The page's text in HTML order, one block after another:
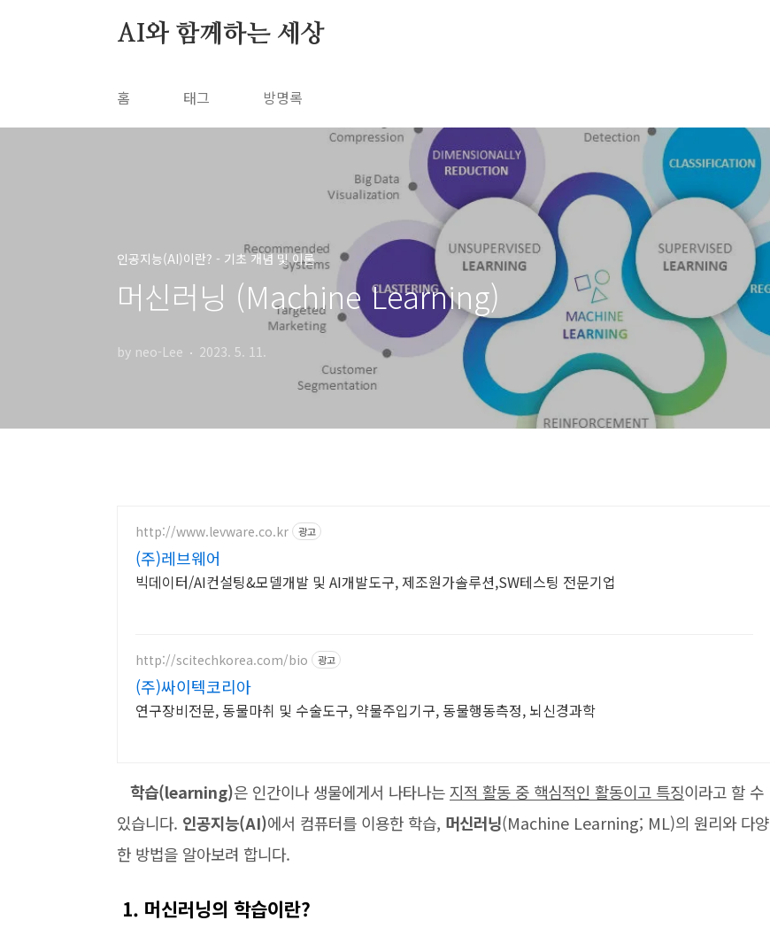
AI와 함께하는 세상
홈 태그 방명록
인공지능(AI)이란? - 기초 개념 및 이론
머신러닝 (Machine Learning)
by neo-Lee 2023. 5. 11.
http://www.levware.co.kr 광고
(주)레브웨어
빅데이터/AI컨설팅&모델개발 및 AI개발도구, 제조원가솔루션,SW테스팅 전문기업
http://scitechkorea.com/bio 광고
(주)싸이텍코리아
연구장비전문, 동물마취 및 수술도구, 약물주입기구, 동물행동측정, 뇌신경과학
학습(learning)은 인간이나 생물에게서 나타나는지적 활동 중 핵심적인 활동이고 특징이라고 할 수
있습니다. 인공지능(AI)에서 컴퓨터를 이용한 학습, 머신러닝(Machine Learning; ML)의 원리와 다양
한 방법을 알아보려 합니다.
1. 머신러닝의 학습이란?